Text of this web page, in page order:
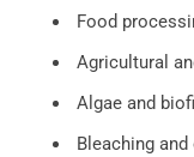
Food
Agricultural
Algae and
Bleaching